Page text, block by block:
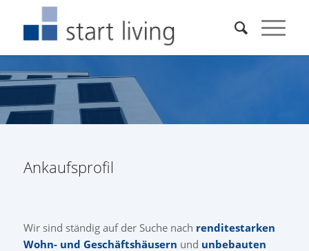
Ankaufsprofil
Wir sind ständig auf der Suche nach renditestarken
Wohn- und Geschäftshäusern und unbebauten